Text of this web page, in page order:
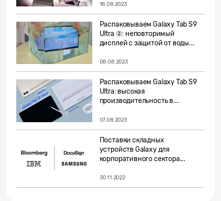
18.08.2023
Распаковываем Galaxy Tab S9
Ultra ②: неповторимый
дисплей с защитой от воды...
08.08.2023
Распаковываем Galaxy Tab S9
Ultra: высокая
производительность в...
07.08.2023
Поставки складных
устройств Galaxy для
корпоративного сектора...
30.11.2022